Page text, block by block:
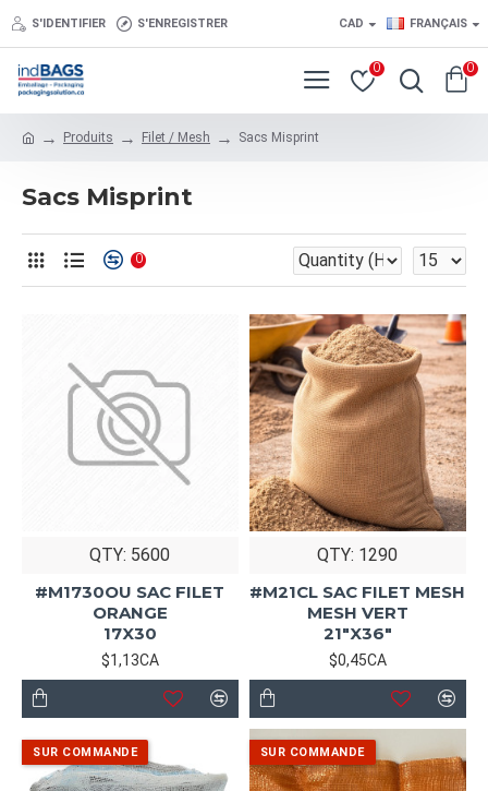
S'IDENTIFIER S'ENREGISTRER CAD FRANÇAIS
0 0
Produits Filet / Mesh Sacs Misprint
Sacs Misprint
0
QTY: 5600
#M1730OU SAC FILET
ORANGE
17X30
$1,13CA
QTY: 1290
#M21CL SAC FILET MESH
MESH VERT
21"X36"
$0,45CA